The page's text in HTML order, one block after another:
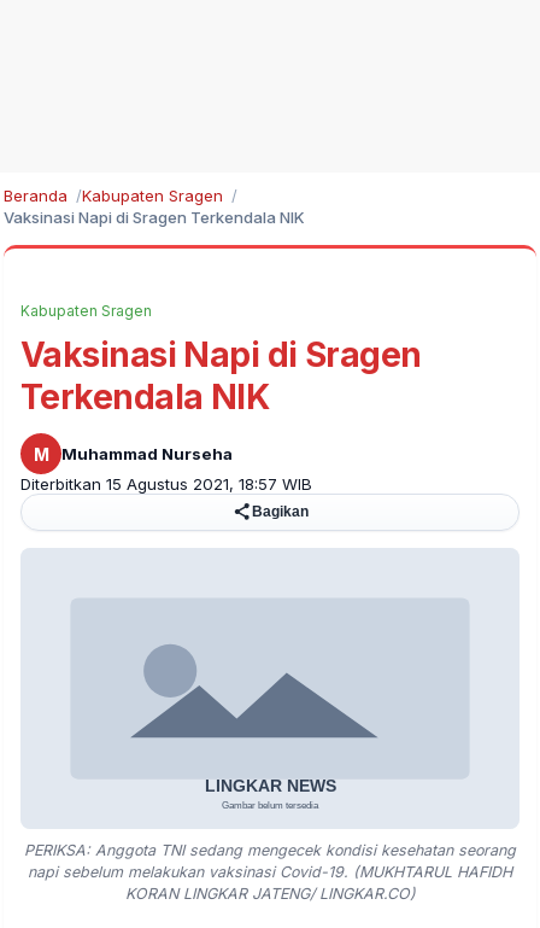
Beranda
Kabupaten Sragen
Vaksinasi Napi di Sragen Terkendala NIK
Kabupaten Sragen
Vaksinasi Napi di Sragen
Terkendala NIK
M
Muhammad Nurseha
Diterbitkan 15 Agustus 2021, 18:57 WIB
Bagikan
PERIKSA: Anggota TNI sedang mengecek kondisi kesehatan seorang
napi sebelum melakukan vaksinasi Covid-19. (MUKHTARUL HAFIDH
KORAN LINGKAR JATENG/ LINGKAR.CO)